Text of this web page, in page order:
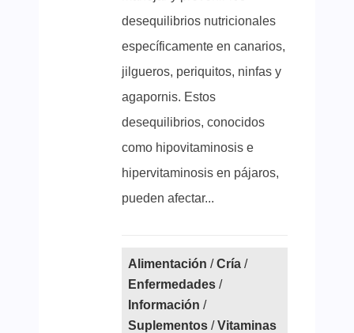
desequilibrios nutricionales
específicamente en canarios,
jilgueros, periquitos, ninfas y
agapornis. Estos
desequilibrios, conocidos
como hipovitaminosis e
hipervitaminosis en pájaros,
pueden afectar...
Alimentación /Cría /
Enfermedades /
Información /
Suplementos /Vitaminas